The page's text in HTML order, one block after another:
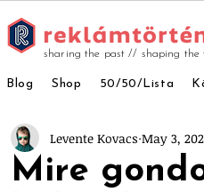
Blog Shop 50/50/Lista
sharing the past // shaping the
Mire
Levente Kovacs May 3,